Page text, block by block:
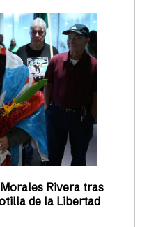
Rivera tras
de la Libertad